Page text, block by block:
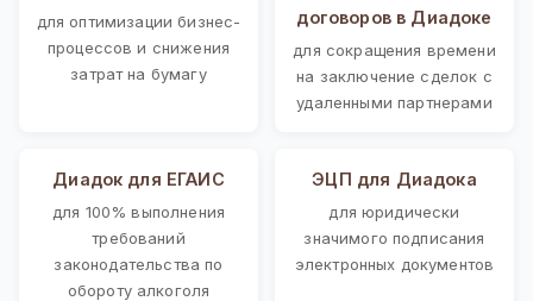
для оптимизации бизнес-
процессов и снижения
затрат на бумагу
договоров в Диадоке
для сокращения времени
на заключение сделок с
удаленными партнерами
Диадок для ЕГАИС
для 100% выполнения
требований
законодательства по
обороту алкоголя
ЭЦП для Диадока
для юридически
значимого подписания
электронных документов